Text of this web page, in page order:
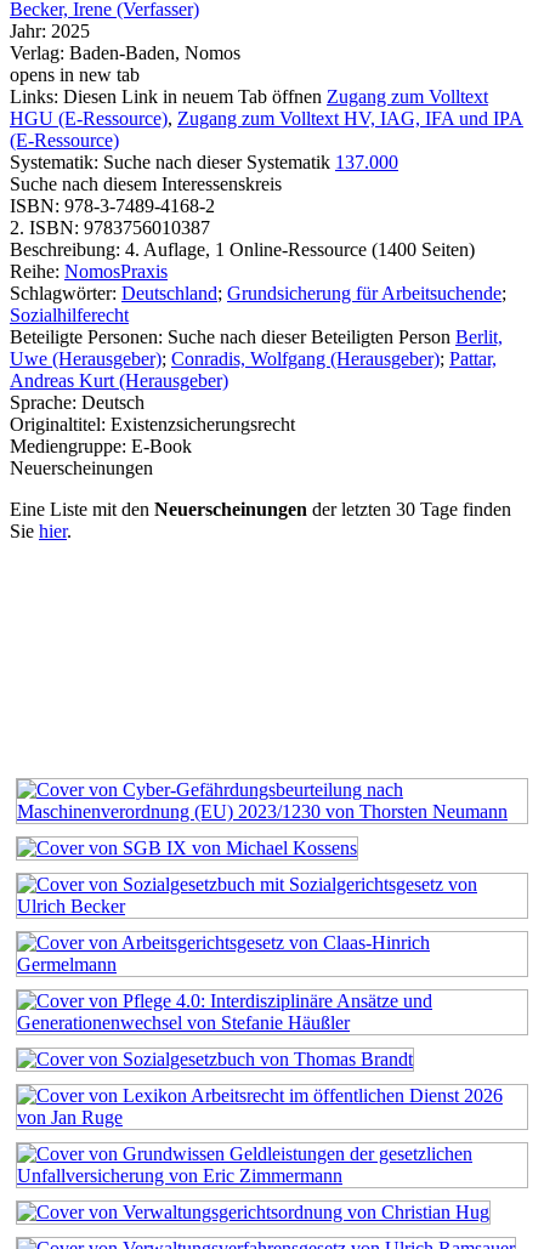
Becker, Irene (Verfasser)
Jahr: 2025
Verlag: Baden-Baden, Nomos
opens in new tab
Links: Diesen Link in neuem Tab öffnen Zugang zum Volltext
HGU (E-Ressource), Zugang zum Volltext HV, IAG, IFA und IPA
(E-Ressource)
Systematik: Suche nach dieser Systematik 137.000
Suche nach diesem Interessenskreis
ISBN: 978-3-7489-4168-2
2. ISBN: 9783756010387
Beschreibung: 4. Auflage, 1 Online-Ressource (1400 Seiten)
Reihe: NomosPraxis
Schlagwörter: Deutschland; Grundsicherung für Arbeitsuchende;
Sozialhilferecht
Beteiligte Personen: Suche nach dieser Beteiligten Person Berlit,
Uwe (Herausgeber); Conradis, Wolfgang (Herausgeber); Pattar,
Andreas Kurt (Herausgeber)
Sprache: Deutsch
Originaltitel: Existenzsicherungsrecht
Mediengruppe: E-Book
Neuerscheinungen
Eine Liste mit den Neuerscheinungen der letzten 30 Tage finden
Sie hier.